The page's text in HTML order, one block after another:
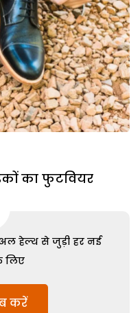
का फुटवियर
हेल्थ से जुड़ी हर नई
लिए
करें